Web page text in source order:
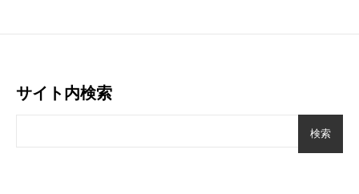
サイト内検索
検索